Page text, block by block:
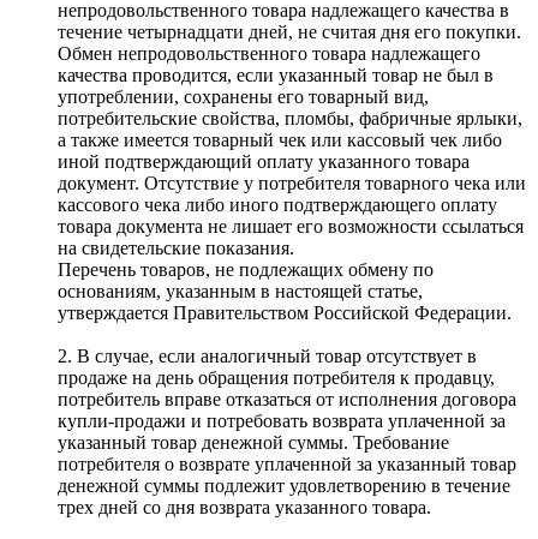
непродовольственного товара надлежащего качества в
течение четырнадцати дней, не считая дня его покупки.
Обмен непродовольственного товара надлежащего
качества проводится, если указанный товар не был в
употреблении, сохранены его товарный вид,
потребительские свойства, пломбы, фабричные ярлыки,
а также имеется товарный чек или кассовый чек либо
иной подтверждающий оплату указанного товара
документ. Отсутствие у потребителя товарного чека или
кассового чека либо иного подтверждающего оплату
товара документа не лишает его возможности ссылаться
на свидетельские показания.
Перечень товаров, не подлежащих обмену по
основаниям, указанным в настоящей статье,
утверждается Правительством Российской Федерации.
2. В случае, если аналогичный товар отсутствует в
продаже на день обращения потребителя к продавцу,
потребитель вправе отказаться от исполнения договора
купли-продажи и потребовать возврата уплаченной за
указанный товар денежной суммы. Требование
потребителя о возврате уплаченной за указанный товар
денежной суммы подлежит удовлетворению в течение
трех дней со дня возврата указанного товара.